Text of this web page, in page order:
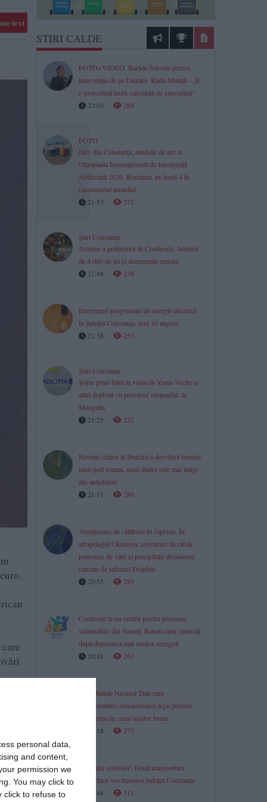
personal data,
and content,
permission we
You may click to
click to refuse to
text
STIRI CALDE
FOTO+VIDEO. Barjele folosite pentru
intervenția de pe Dunăre. Radu Miruță - „E
o procedură lentă, calculată de specialiști”
23:03
288
FOTO
Elev din Constanța, medalie de aur la
Olimpiada Internațională de Inteligență
Artificială 2026. România, pe locul 4 în
clasamentul mondial
21:53
371
Știri Constanța
Acțiune a polițiștilor în Costinești. Amenzi
de 4.000 de lei și documente retrase
21:48
238
Întreruperi programate de energie electrică
în județul Constanța, luni 10 august
21:38
253
Știri Constanța
Șofer prins băut la volan în Vama Veche și
altul depistat cu permisul suspendat, la
Mangalia
21:25
252
Nivelul scăzut al Dunării a dezvăluit ruinele
unui pod roman, unul dintre cele mai lungi
din antichitate
21:11
280
Atenționare de călătorie în Japonia. În
arhipelagul Okinawa, avertizare de rafale
puternice de vânt și precipitații abundente
cauzate de taifunul Dolphin
20:55
285
Controale la un centru pentru persoane
vulnerabile din Neamț. Beneficiarii, relocați
după depistarea mai multor nereguli
20:41
263
Președintele Nicușor Dan cere
Parlamentului reexaminarea legii privind
intervenția în cazul urșilor bruni
20:18
273
În atenția șoferilor! Două transporturi
agabaritice vor traversa județul Constanța
19:48
311